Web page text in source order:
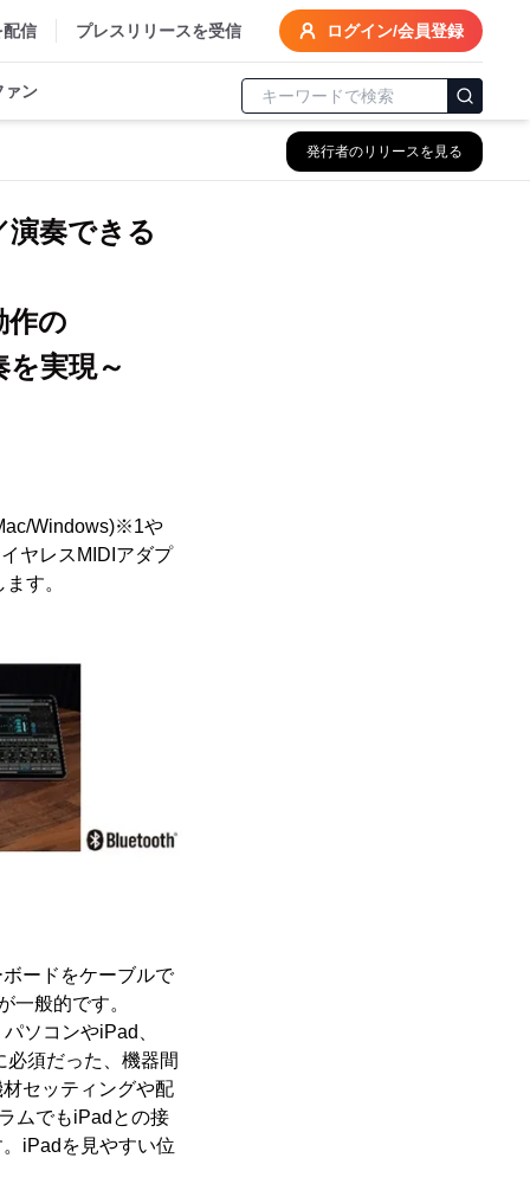
配信 プレスリリースを受信 ログイン/会員登録
ァン
発行者のリリースを見る
奏できる
作の
実現～
Windows)※1や
ヤレスMIDIアダプ
す。
ードをケーブルで
般的です。
ソコンやiPad、
須だった、機器間
セッティングや配
ムでもiPadとの接
iPadを見やすい位